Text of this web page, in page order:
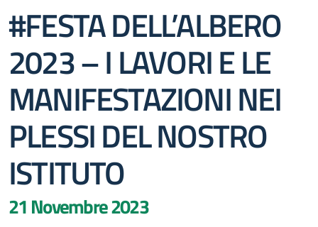
#FESTA DELL’ALBERO
2023 – I LAVORI E LE
MANIFESTAZIONI NEI
PLESSI DEL NOSTRO
ISTITUTO
21 Novembre 2023